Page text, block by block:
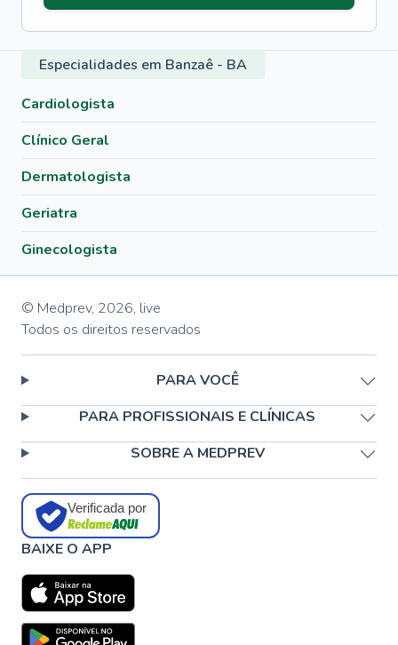
Especialidades em Banzaê - BA
Cardiologista
Clínico Geral
Dermatologista
Geriatra
Ginecologista
© Medprev, 2026, live
Todos os direitos reservados
PARA VOCÊ
PARA PROFISSIONAIS E CLÍNICAS
SOBRE A MEDPREV
Verificada por
BAIXE O APP